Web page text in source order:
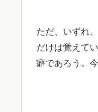
ただ、いずれ
だけは覚えて
癖であろう。